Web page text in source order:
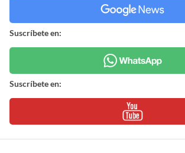
Suscríbete en:
Suscríbete en: